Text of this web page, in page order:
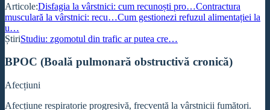
Articole:Disfagia la vârstnici: cum recunoști pro…Contractura
musculară la vârstnici: recu…Cum gestionezi refuzul alimentației la
u…
ȘtiriStudiu: zgomotul din trafic ar putea cre…
BPOC (Boală pulmonară obstructivă cronică)
Afecțiuni
Afecțiune respiratorie progresivă, frecventă la vârstnicii fumători.